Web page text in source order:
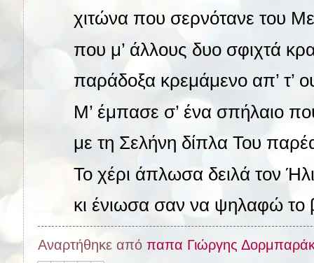
χιτώνα που σερνότανε του
που μ’ άλλους δυο σφιχτά
παράδοξα κρεμάμενο απ’ τ’
Μ’ έμπασε σ’ ένα σπήλαιο
με τη Σελήνη δίπλα Του
Το χέρι άπλωσα δειλά τον
κι ένιωσα σαν να ψηλαφώ το
Αναρτήθηκε από παπα Γιώργης